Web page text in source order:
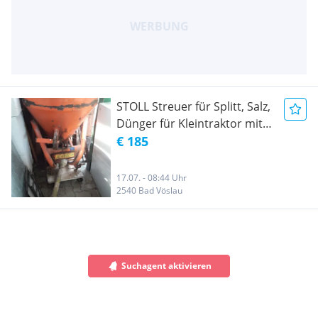
STOLL Streuer für Splitt, Salz,
Dünger für Kleintraktor mit
Zapfwelle
€ 185
17.07. - 08:44 Uhr
2540 Bad Vöslau
Suchagent aktivieren